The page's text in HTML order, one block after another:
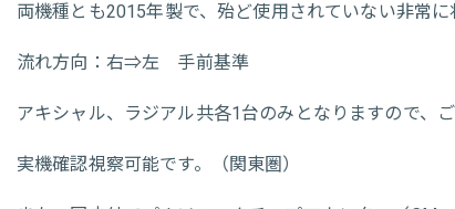
両機種とも2015年製で、殆ど使用されていない非常に
流れ方向：右⇒左 手前基準
アキシャル、ラジアル共各1台のみとなりますので、
実機確認視察可能です。（関東圏）